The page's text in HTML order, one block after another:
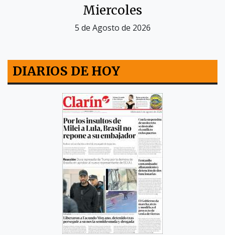
Miercoles
5 de Agosto de 2026
DIARIOS DE HOY